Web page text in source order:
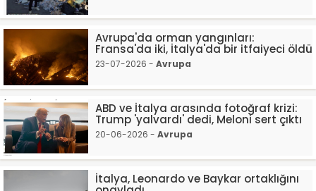
Avrupa'da orman yangınları:
Fransa'da iki, İtalya'da bir itfaiyeci öldü
23-07-2026 - Avrupa
ABD ve İtalya arasında fotoğraf krizi:
Trump 'yalvardı' dedi, Meloni sert çıktı
20-06-2026 - Avrupa
İtalya, Leonardo ve Baykar ortaklığını